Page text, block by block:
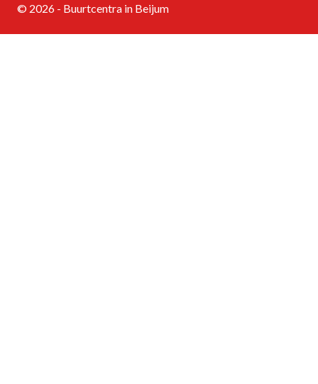
© 2026 - Buurtcentra in Beijum